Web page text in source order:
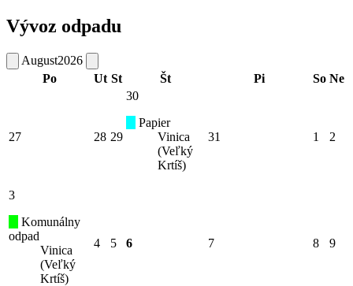
Vývoz odpadu
August2026
Po
Ut St Št Pi So Ne
27 28 29
30
Papier
Vinica
(Veľký
Krtíš)
31 1 2
3
Komunálny
odpad
Vinica
(Veľký
Krtíš)
4 5 6 7 8 9